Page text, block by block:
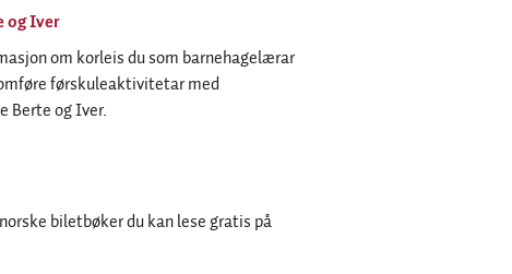
og Iver
om korleis du som barnehagelærar
førskuleaktivitetar med
Berte og Iver.
biletbøker du kan lese gratis på